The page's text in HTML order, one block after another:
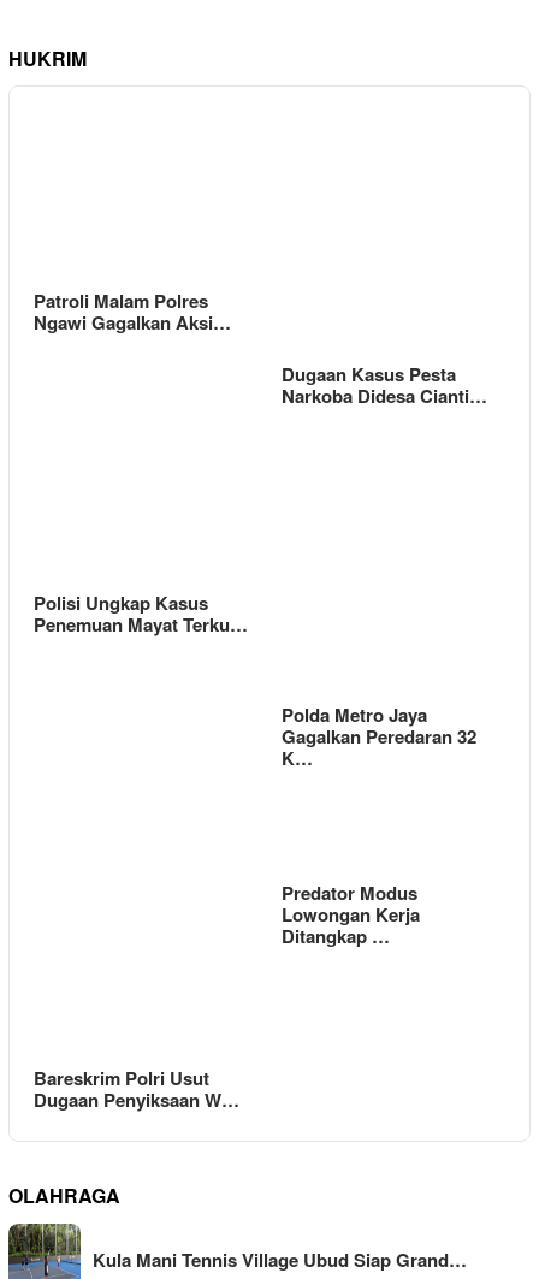
HUKRIM
Patroli Malam Polres
Ngawi Gagalkan Aksi…
Dugaan Kasus Pesta
Narkoba Didesa Cianti…
Polisi Ungkap Kasus
Penemuan Mayat Terku…
Polda Metro Jaya
Gagalkan Peredaran 32
K…
Bareskrim Polri Usut
Dugaan Penyiksaan W…
Predator Modus
Lowongan Kerja
Ditangkap …
OLAHRAGA
Kula Mani Tennis Village Ubud Siap Grand…